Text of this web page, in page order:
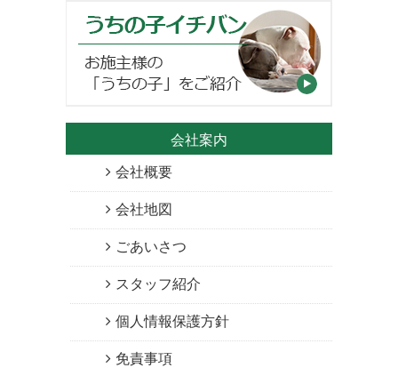
会社案内
会社概要
会社地図
ごあいさつ
スタッフ紹介
個人情報保護方針
免責事項